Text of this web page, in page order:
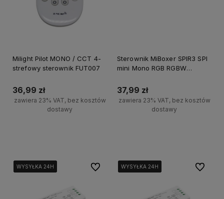
Milight Pilot MONO / CCT 4-
strefowy sterownik FUT007
36,99 zł
zawiera 23% VAT, bez kosztów
dostawy
Sterownik MiBoxer SPIR3 SPI
mini Mono RGB RGBW
37,99 zł
zawiera 23% VAT, bez kosztów
dostawy
WYSYŁKA 24H
WYSYŁKA 24H
WYSYŁKA 24H
WYSYŁKA 24H Do ulubionychWYSYŁKA 24H
WYSYŁKA 24H
WYSYŁKA 24H
WYSYŁKA 24H Do